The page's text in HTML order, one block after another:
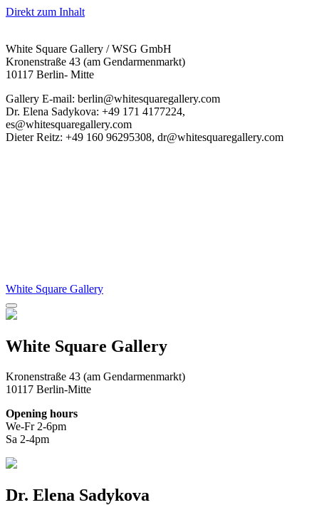
Direkt zum Inhalt
White Square Gallery / WSG GmbH
Kronenstraße 43 (am Gendarmenmarkt)
10117 Berlin- Mitte
Gallery E-mail: berlin@whitesquaregallery.com
Dr. Elena Sadykova: +49 171 4177224,
es@whitesquaregallery.com
Dieter Reitz: +49 160 96295308, dr@whitesquaregallery.com
White Square Gallery
White Square Gallery
Kronenstraße 43 (am Gendarmenmarkt)
10117 Berlin-Mitte
Opening hours
We-Fr 2-6pm
Sa 2-4pm
Dr. Elena Sadykova